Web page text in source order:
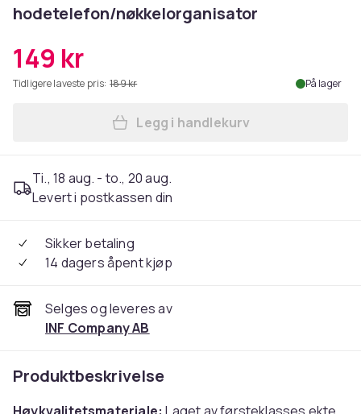
hodetelefon/nøkkelorganisator
149 kr
Tidligere laveste pris: 189 kr På lager
Legg Snøreveske i ekte
Legg i handlekurv
Ti., 18 aug. - to., 20 aug.
Levert i postkassen din
Sikker betaling
14 dagers åpent kjøp
Selges og leveres av
INF Company AB
Produktbeskrivelse